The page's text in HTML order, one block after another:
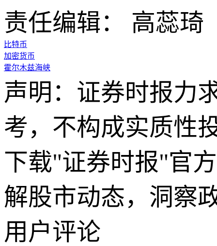
责任编辑： 高蕊琦
比特币
加密货币
霍尔木兹海峡
声明：证券时报力
考，不构成实质性
下载"证券时报"官
解股市动态，洞察
用户评论